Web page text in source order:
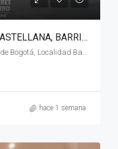
OFICINA EN VENTA EN LA CASTELLANA, BARRIOS UNIDOS, BOGOTÁ, D.C. – (1074)
Carrera 49A, La Castellana, UPZs de Bogotá, Localidad Barrios Unidos, Bogotá, Bogotá, Distrito Capital, RAP (Especial) Central, 111211, Colombia
hace 1 semana